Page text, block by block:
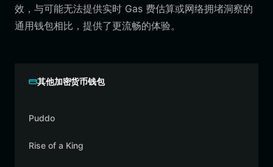
效，与可能无法提供实时 Gas 费估算或网络拥堵洞察的
通用钱包相比，提供了更流畅的体验。
其他加密货币钱包
Puddo
Rise of a King